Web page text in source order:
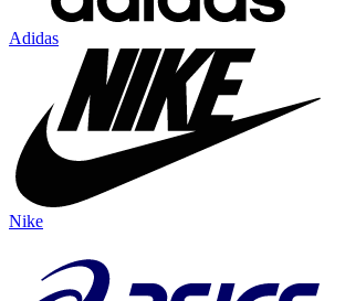
Adidas
Nike